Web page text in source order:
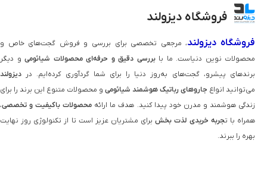
فروشگاه دیزولند
فروشگاه دیزولند، مرجعی تخصصی برای بررسی و فروش گجت‌های خاص و
محصولات نوین دنیاست. ما بابررسی دقیق و حرفه‌ای محصولات شیائومی و دیگر
برندهای پیشرو، گجت‌های به‌روز دنیا را برای شما گردآوری کرده‌ایم. در دیزولند
می‌توانید انواع جاروهای رباتیک هوشمند شیائومی و محصولات متنوع این برند را برای
زندگی هوشمند و مدرن خود پیدا کنید. هدف ما ارائه محصولات باکیفیت و تخصصی،
همراه با تجربه خریدی لذت‌ بخشبرای مشتریان عزیز است تا از تکنولوژی روز نهایت
بهره را ببرند.